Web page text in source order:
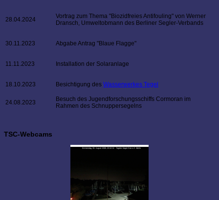
28.04.2024
Vortrag zum Thema "Biozidfreies Antifouling" von Werner
Dransch, Umweltobmann des Berliner Segler-Verbands
30.11.2023 Abgabe Antrag "Blaue Flagge"
11.11.2023 Installation der Solaranlage
18.10.2023 Besichtigung des Wasserwerkes Tegel
24.08.2023
Besuch des Jugendforschungsschiffs Cormoran im
Rahmen des Schnuppersegelns
TSC-Webcams